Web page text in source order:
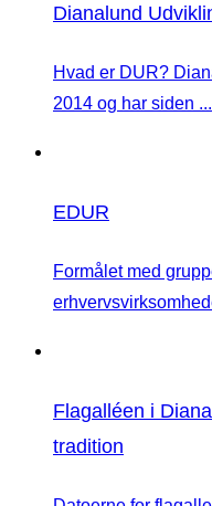
Dianalund
Hvad er DUR?
2014 og har siden ...
EDUR
Formålet med
Flagalléen i
tradition